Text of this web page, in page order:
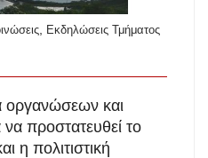
Εκδηλώσεις Τμήματος
οργανώσεων και
να προστατευθεί το
η πολιτιστική